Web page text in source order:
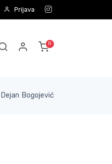
Prijava
Bogojević